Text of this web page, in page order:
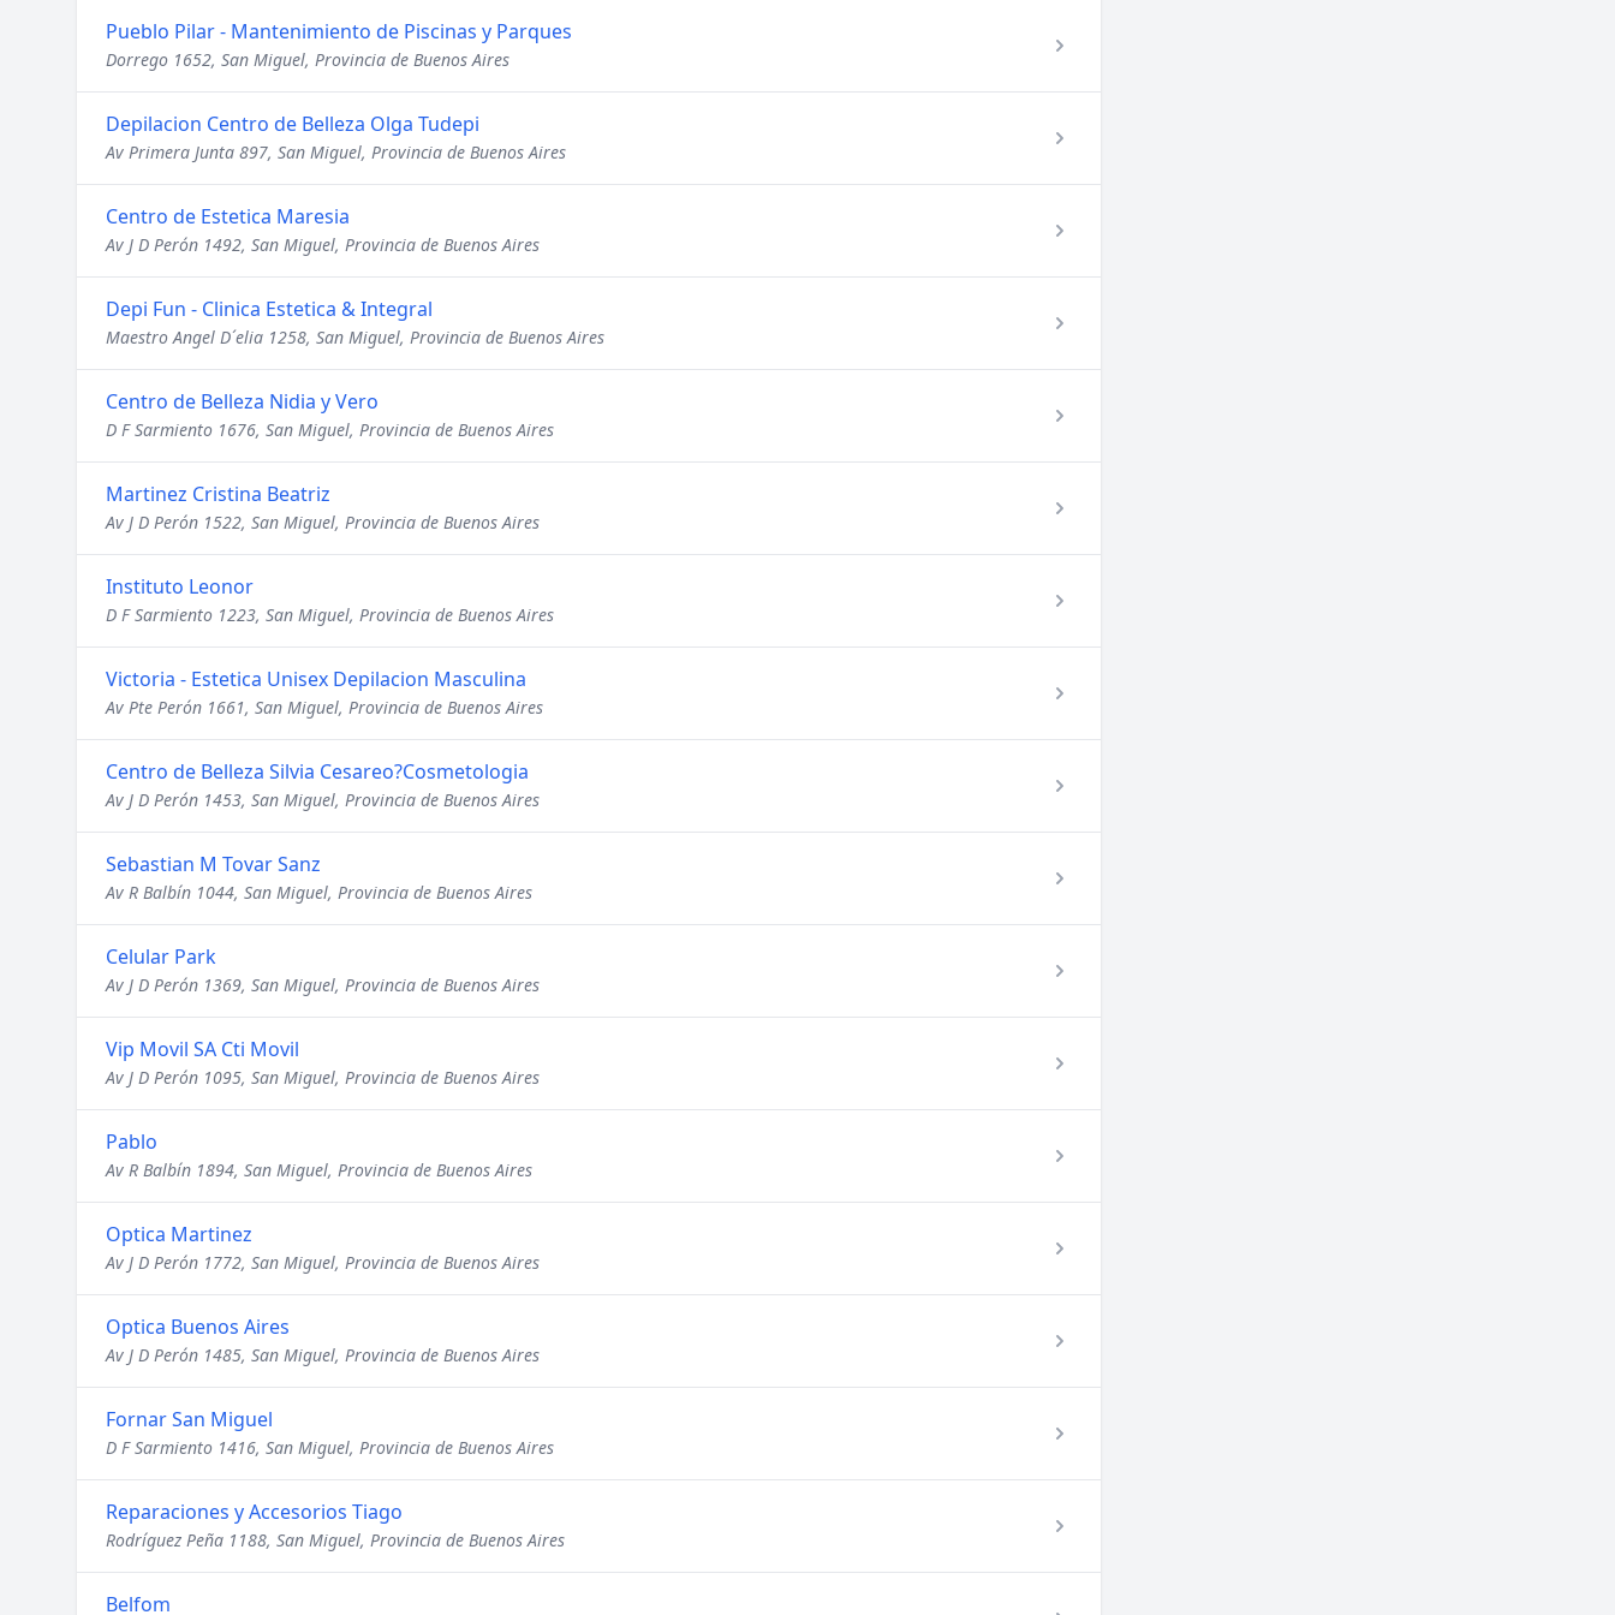
Pueblo Pilar - Mantenimiento de Piscinas y Parques
Dorrego 1652, San Miguel, Provincia de Buenos Aires
Depilacion Centro de Belleza Olga Tudepi
Av Primera Junta 897, San Miguel, Provincia de Buenos Aires
Centro de Estetica Maresia
Av J D Perón 1492, San Miguel, Provincia de Buenos Aires
Depi Fun - Clinica Estetica & Integral
Maestro Angel D´elia 1258, San Miguel, Provincia de Buenos Aires
Centro de Belleza Nidia y Vero
D F Sarmiento 1676, San Miguel, Provincia de Buenos Aires
Martinez Cristina Beatriz
Av J D Perón 1522, San Miguel, Provincia de Buenos Aires
Instituto Leonor
D F Sarmiento 1223, San Miguel, Provincia de Buenos Aires
Victoria - Estetica Unisex Depilacion Masculina
Av Pte Perón 1661, San Miguel, Provincia de Buenos Aires
Centro de Belleza Silvia Cesareo?Cosmetologia
Av J D Perón 1453, San Miguel, Provincia de Buenos Aires
Sebastian M Tovar Sanz
Av R Balbín 1044, San Miguel, Provincia de Buenos Aires
Celular Park
Av J D Perón 1369, San Miguel, Provincia de Buenos Aires
Vip Movil SA Cti Movil
Av J D Perón 1095, San Miguel, Provincia de Buenos Aires
Pablo
Av R Balbín 1894, San Miguel, Provincia de Buenos Aires
Optica Martinez
Av J D Perón 1772, San Miguel, Provincia de Buenos Aires
Optica Buenos Aires
Av J D Perón 1485, San Miguel, Provincia de Buenos Aires
Fornar San Miguel
D F Sarmiento 1416, San Miguel, Provincia de Buenos Aires
Reparaciones y Accesorios Tiago
Rodríguez Peña 1188, San Miguel, Provincia de Buenos Aires
Belfom